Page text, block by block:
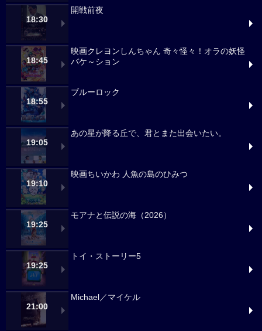
18:30
開戦前夜
18:45
映画クレヨンしんちゃん 奇々怪々！オラの妖怪
バケ～ション
18:55
ブルーロック
19:05
あの星が降る丘で、君とまた出会いたい。
19:10
映画ちいかわ 人魚の島のひみつ
19:25
モアナと伝説の海（2026）
19:25
トイ・ストーリー5
21:00
Michael／マイケル